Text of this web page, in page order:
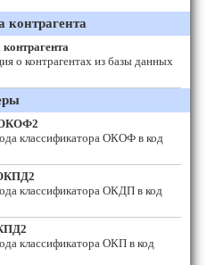
контрагента
о контрагентах из базы данных
классификатора ОКОФ в код
классификатора ОКДП в код
классификатора ОКП в код